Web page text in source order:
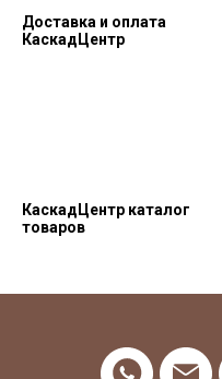
Доставка и оплата
КаскадЦентр
КаскадЦентр каталог
товаров